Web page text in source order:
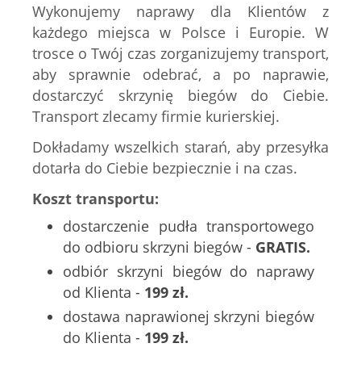
Wykonujemy naprawy dla Klientów z
każdego miejsca w Polsce i Europie. W
trosce o Twój czas zorganizujemy transport,
aby sprawnie odebrać, a po naprawie,
dostarczyć skrzynię biegów do Ciebie.
Transport zlecamy firmie kurierskiej.
Dokładamy wszelkich starań, aby przesyłka
dotarła do Ciebie bezpiecznie i na czas.
Koszt transportu:
dostarczenie pudła transportowego
do odbioru skrzyni biegów - GRATIS.
odbiór skrzyni biegów do naprawy
od Klienta - 199 zł.
dostawa naprawionej skrzyni biegów
do Klienta - 199 zł.